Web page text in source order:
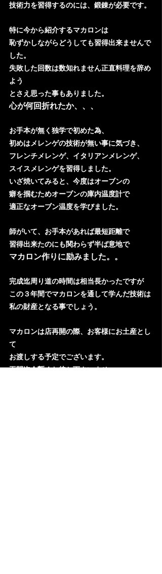
技術力を習得するのには、鍛錬が必要です。
特に今から紹介するマカロンは
恥ずかしながらどうしても習得出来ませんで
した。
失敗した回数は数知れません正直料理を辞め
よう
とさえ思った事もありました。
心が何回折れたか、、、
お手本が無く独学で初めた為、
初めはメレンゲの技術が無い事に気づき、
フレンチメレンゲ、イタリアンメレンゲ、
スイスメレンゲを習得しました。
いざ焼いてみると、今度はオーブンの
癖を掴むためオーブンの庫内温度計で
適正なオーブン温度を学びました。
師がいて、お手本があれば最短距離で
習得出来たのにも関わらず半ば意地で
マカロン作りに励みました。。
完成迄周り道の時間は相当長かったですが
この３年間でマカロンを通して学んだ技術は
私の財産となる事でしょう。
マカロンは店再開の際、お客様にお土産とし
て
お渡しする予定でございます。
再開迄今暫くお待ち下さいませ。